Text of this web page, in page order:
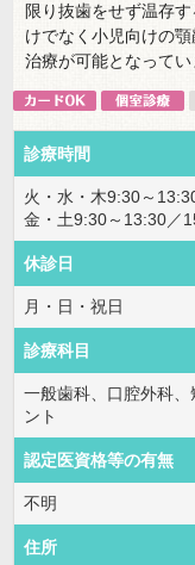
限り抜歯をせず温存
けでなく小児向けの
治療が可能となってい
診療時間
火・水・木9:30～
金・土9:30～13:30／
休診日
月・日・祝日
診療科目
一般歯科、口腔外科
ント
認定医資格等の有無
不明
住所